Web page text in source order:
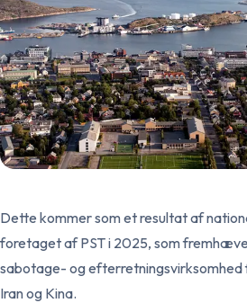
Dette kommer som et resultat af
foretaget af PST i 2025, som
sabotage- og efterretningsvirksomhed
Iran og Kina.